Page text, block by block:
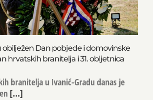
obilježen Dan pobjede i domovinske
hrvatskih branitelja i 31. obljetnica
branitelja u Ivanić-Gradu danas je
[...]